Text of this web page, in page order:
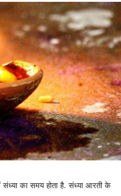
का समय होता है. संध्या आरती के